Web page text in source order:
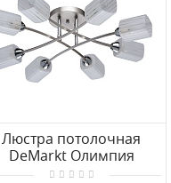
Люстра потолочная
DeMarkt Олимпия
638012308